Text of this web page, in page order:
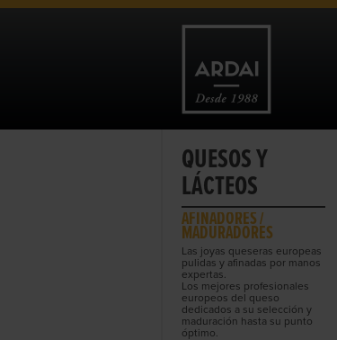
QUESOS Y
LÁCTEOS
AFINADORES /
MADURADORES
Las joyas queseras europeas
pulidas y afinadas por manos
expertas.
Los mejores profesionales
europeos del queso
dedicados a su selección y
maduración hasta su punto
óptimo.